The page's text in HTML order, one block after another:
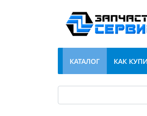
КАТАЛОГ КАК